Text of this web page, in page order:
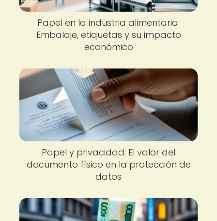
Papel en la industria alimentaria:
Embalaje, etiquetas y su impacto
económico
Papel y privacidad: El valor del
documento físico en la protección de
datos